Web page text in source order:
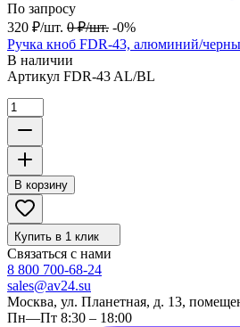
По запросу
320 ₽/шт. 0 ₽/шт. -0%
Ручка кноб FDR-43, алюминий/
В наличии
Артикул FDR-43 AL/BL
В корзину
Купить в 1 клик
Связаться с нами
8 800 700-68-24
sales@av24.su
Москва, ул. Планетная, д. 13,
Пн—Пт 8:30 – 18:00